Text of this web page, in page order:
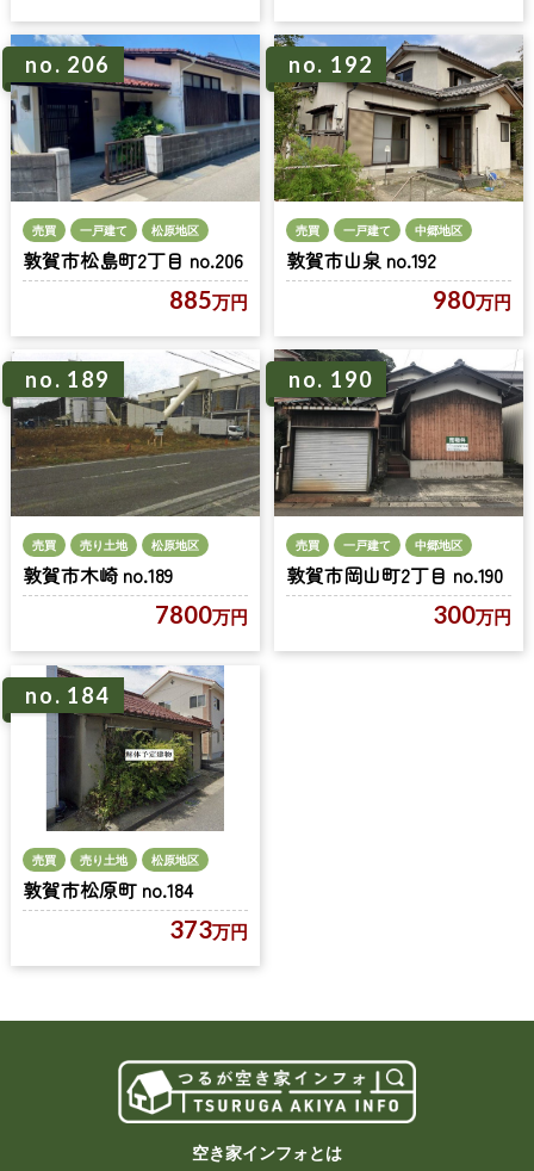
no. 206
売買 一戸建て 松原地区
敦賀市松島町2丁目 no.206
885万円
no. 192
売買 一戸建て 中郷地区
敦賀市山泉 no.192
980万円
no. 189
売買 売り土地 松原地区
敦賀市木崎 no.189
7800万円
no. 190
売買 一戸建て 中郷地区
敦賀市岡山町2丁目 no.190
300万円
no. 184
売買 売り土地 松原地区
敦賀市松原町 no.184
373万円
空き家インフォとは